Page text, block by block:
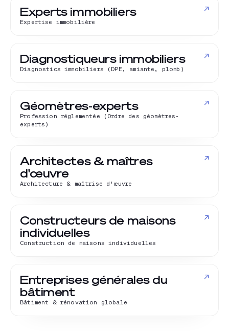
Experts immobiliers
Expertise immobilière
↗
Diagnostiqueurs immobiliers
Diagnostics immobiliers (DPE, amiante, plomb)
↗
Géomètres-experts
Profession réglementée (Ordre des géomètres-
experts)
↗
Architectes & maîtres
d'œuvre
Architecture & maîtrise d'œuvre
↗
Constructeurs de maisons
individuelles
Construction de maisons individuelles
↗
Entreprises générales du
bâtiment
Bâtiment & rénovation globale
↗